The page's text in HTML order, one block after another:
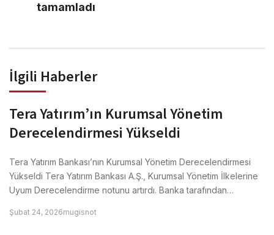
tamamladı
İlgili Haberler
Tera Yatırım’ın Kurumsal Yönetim
Derecelendirmesi Yükseldi
Tera Yatırım Bankası’nın Kurumsal Yönetim Derecelendirmesi
Yükseldi Tera Yatırım Bankası A.Ş., Kurumsal Yönetim İlkelerine
Uyum Derecelendirme notunu artırdı. Banka tarafından…
Şubat 24, 2026mugisnot